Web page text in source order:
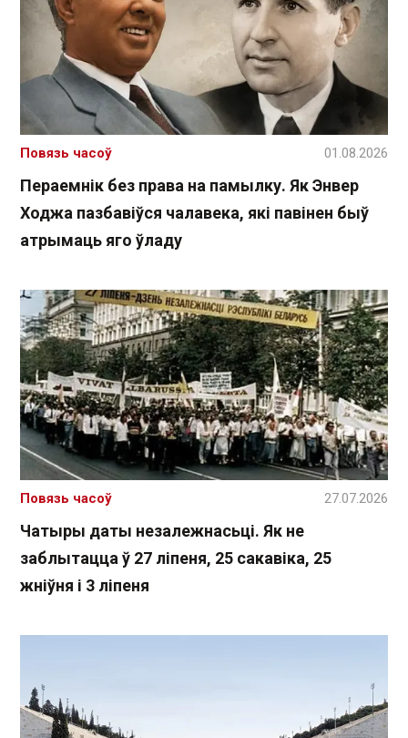
Пераемнік без права на памылку. Як Энвер
Ходжа пазбавіўся чалавека, які павінен быў
атрымаць яго ўладу
Повязь часоў 01.08.2026
Чатыры даты незалежнасьці. Як не
заблытацца ў 27 ліпеня, 25 сакавіка, 25
жніўня і 3 ліпеня
Повязь часоў 27.07.2026